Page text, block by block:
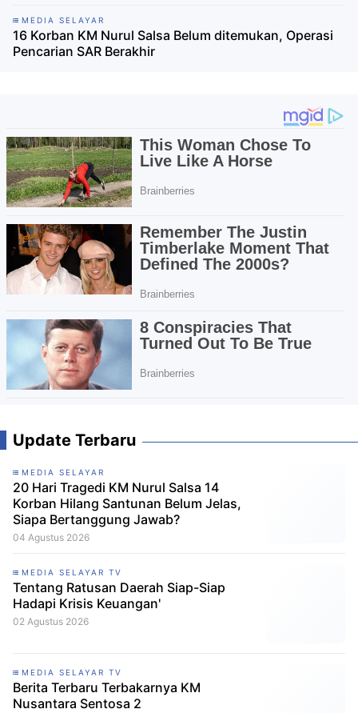
MEDIA SELAYAR
16 Korban KM Nurul Salsa Belum ditemukan, Operasi
Pencarian SAR Berakhir
Update Terbaru
MEDIA SELAYAR
20 Hari Tragedi KM Nurul Salsa 14
Korban Hilang Santunan Belum Jelas,
Siapa Bertanggung Jawab?
04 Agustus 2026
MEDIA SELAYAR TV
Tentang Ratusan Daerah Siap-Siap
Hadapi Krisis Keuangan'
02 Agustus 2026
MEDIA SELAYAR TV
Berita Terbaru Terbakarnya KM
Nusantara Sentosa 2